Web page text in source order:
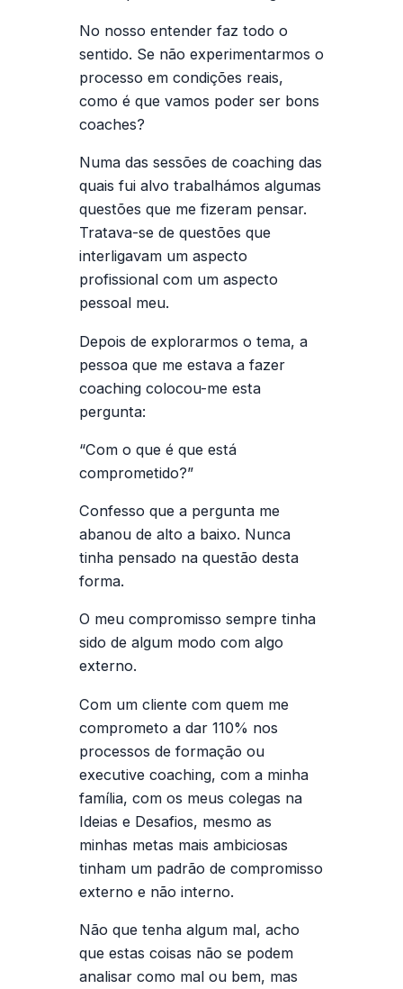
No nosso entender faz todo o
sentido. Se não experimentarmos o
processo em condições reais,
como é que vamos poder ser bons
coaches?
Numa das sessões de coaching das
quais fui alvo trabalhámos algumas
questões que me fizeram pensar.
Tratava-se de questões que
interligavam um aspecto
profissional com um aspecto
pessoal meu.
Depois de explorarmos o tema, a
pessoa que me estava a fazer
coaching colocou-me esta
pergunta:
“Com o que é que está
comprometido?”
Confesso que a pergunta me
abanou de alto a baixo. Nunca
tinha pensado na questão desta
forma.
O meu compromisso sempre tinha
sido de algum modo com algo
externo.
Com um cliente com quem me
comprometo a dar 110% nos
processos de formação ou
executive coaching, com a minha
família, com os meus colegas na
Ideias e Desafios, mesmo as
minhas metas mais ambiciosas
tinham um padrão de compromisso
externo e não interno.
Não que tenha algum mal, acho
que estas coisas não se podem
analisar como mal ou bem, mas